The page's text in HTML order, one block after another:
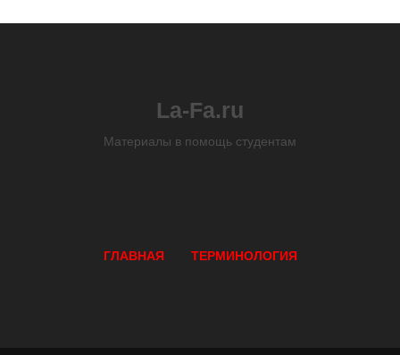
La-Fa.ru
Материалы в помощь студентам
ГЛАВНАЯ ТЕРМИНОЛОГИЯ